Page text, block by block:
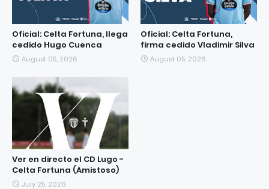
Oficial: Celta Fortuna, llega
cedido Hugo Cuenca
August 05, 2026
Oficial: Celta Fortuna,
firma cedido Vladimir Silva
August 05, 2026
Ver en directo el CD Lugo -
Celta Fortuna (Amistoso)
July 25, 2026